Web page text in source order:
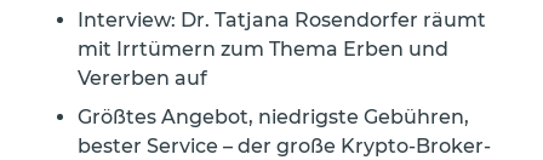
Interview: Dr. Tatjana Rosendorfer räumt
mit Irrtümern zum Thema Erben und
Vererben auf
Größtes Angebot, niedrigste Gebühren,
bester Service – der große Krypto-Broker-